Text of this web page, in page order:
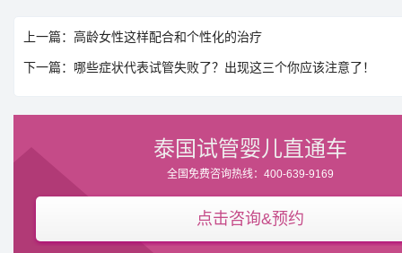
上一篇：高龄女性这样配合和个性化的治疗
下一篇：哪些症状代表试管失败了？出现这三个你应该注意了！
泰国试管婴儿直通车
全国免费咨询热线：400-639-9169
点击咨询&预约